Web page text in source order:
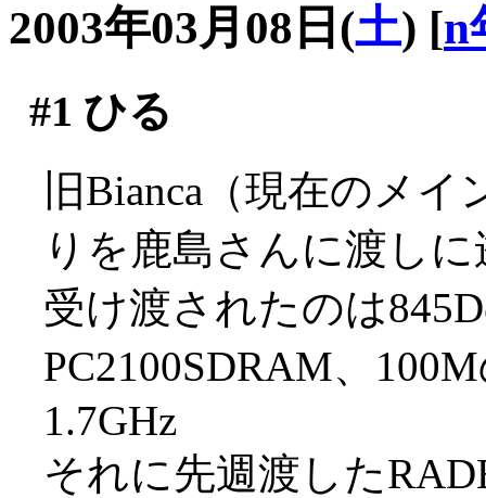
2003年03月08日(土) [n
#1 ひる
旧Bianca（現在のメ
りを鹿島さんに渡し
受け渡されたのは
PC2100SDRAM、
1.7GHz
それに先週渡した